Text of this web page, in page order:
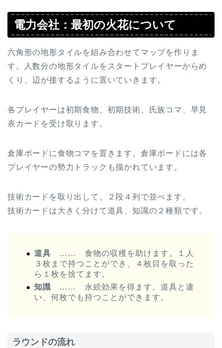
電力会社：最初の火花について
六角形の地形タイルを組み合わせてマップを作りま
す。人数分の地形タイルをスタートプレイヤーからめ
くり、辺が接するように置いていきます。
各プレイヤーは初期食物、初期技術、氏族コマ、早見
表カードを受け取ります。
倉庫ボードに食物コマを置きます。倉庫ボードには各
プレイヤーの勢力トラックも描かれています。
技術カードを取り出して、２段４列で並べます。
技術カードは大きく分けて道具、知識の２種類です。
道具 …… 食物の収穫を助けます。１人
３枚まで持つことができ、４枚目を取った
ら１枚を捨てます。
知識 …… 永続効果を得ます。道具と違
い、何枚でも持つことができます。
ラウンドの流れ